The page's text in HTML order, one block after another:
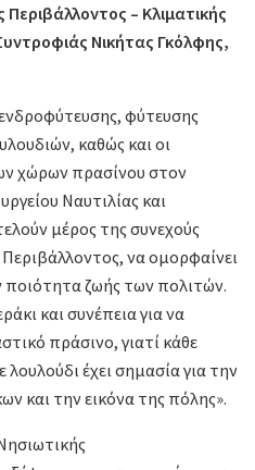
– Κλιματικής
Νικήτας Γκόλφης,
φύτευσης
καθώς και οι
χώρων πρασίνου στον
Ναυτιλίας και
μέρος της συνεχούς
να ομορφαίνει
ποιότητα ζωής των πολιτών.
και συνέπεια για να
πράσινο, γιατί κάθε
έχει σημασία για την
και την εικόνα της πόλης».